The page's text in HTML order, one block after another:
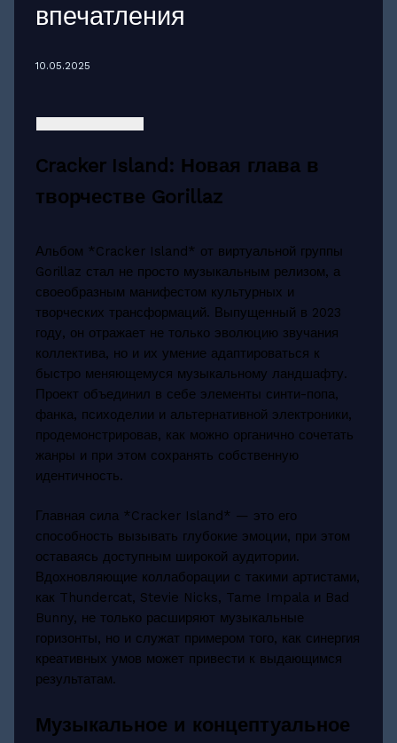
впечатления
10.05.2025
Cracker Island: Новая глава в
творчестве Gorillaz
Альбом *Cracker Island* от виртуальной группы
Gorillaz стал не просто музыкальным релизом, а
своеобразным манифестом культурных и
творческих трансформаций. Выпущенный в 2023
году, он отражает не только эволюцию звучания
коллектива, но и их умение адаптироваться к
быстро меняющемуся музыкальному ландшафту.
Проект объединил в себе элементы синти-попа,
фанка, психоделии и альтернативной электроники,
продемонстрировав, как можно органично сочетать
жанры и при этом сохранять собственную
идентичность.
Главная сила *Cracker Island* — это его
способность вызывать глубокие эмоции, при этом
оставаясь доступным широкой аудитории.
Вдохновляющие коллаборации с такими артистами,
как Thundercat, Stevie Nicks, Tame Impala и Bad
Bunny, не только расширяют музыкальные
горизонты, но и служат примером того, как синергия
креативных умов может привести к выдающимся
результатам.
Музыкальное и концептуальное